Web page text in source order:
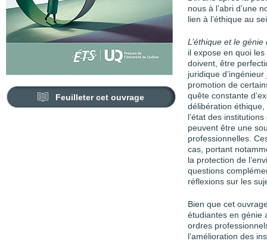
Feuilleter cet ouvrage
nous à l’abri d’une
lien à l’éthique au
L’éthique et le génie
il expose en quoi
doivent, être
juridique
promotion de
quête constante
délibération
l’état des
peuvent être une
professionnelles.
cas, portant
la protection de
questions
réflexions sur les
Bien que cet
étudiantes en génie
ordres
l’amélioration des